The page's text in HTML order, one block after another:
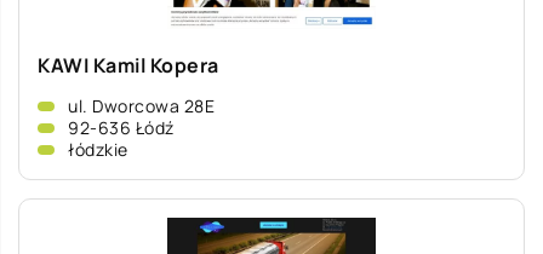
KAWI Kamil Kopera
ul. Dworcowa 28E
92-636 Łódź
łódzkie